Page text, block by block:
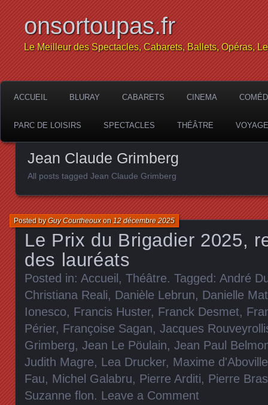
onsortoupas.fr
Le Meilleur des Spectacles, Cabarets, Ballets, Opéras,
ACCUEIL BLURAY CABARETS CINEMA
PARC DE LOISIRS SPECTACLES THÉÂTRE
Jean Claude Grimberg
All posts tagged Jean Claude Grimberg
Le Prix du Brigadier 2025,
des lauréats
Posted byGuy Courtheouxon 12 décembre 2025
Posted in: Accueil, Théâtre. Tagged: André
Christiana Reali, Danièle Lebrun, Danielle
Ionesco, Francis Huster, Franck Desmet,
Périer, Françoise Sagan, Jacques
Grimberg, Jean Le Pöulain, Jean Paul
Judith Magre, Lea Drucker, Maxime d'Aboville
Fau, Michel Galabru, Pierre Arditi, Pierre
Suzanne flon. Leave a Comment